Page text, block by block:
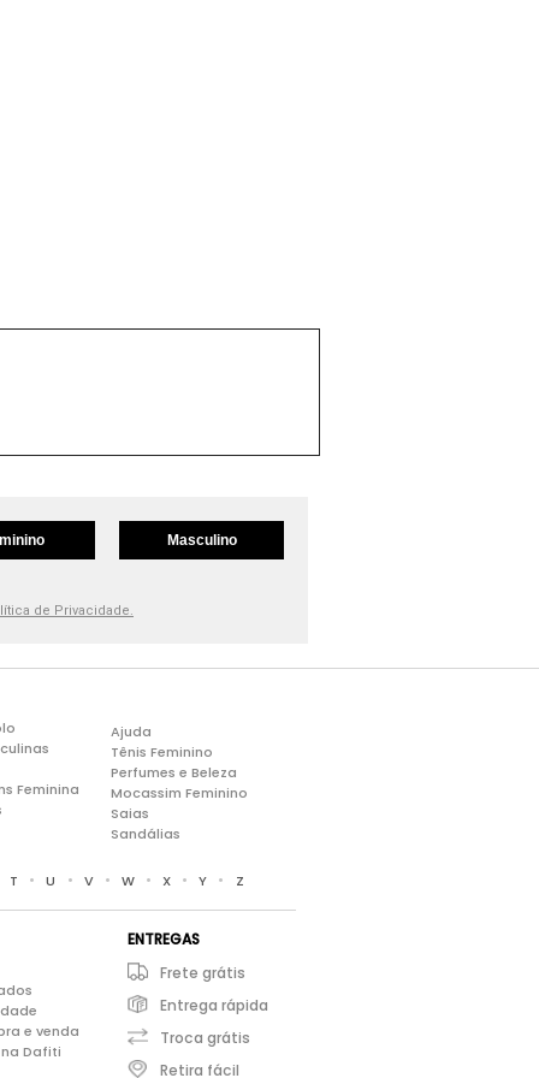
Masculino
de Privacidade.
Feminina
Ajuda
Tênis Feminino
Perfumes e Beleza
Mocassim Feminino
Saias
Sandálias
T • U • V • W • X • Y • Z
e venda
Dafiti
ENTREGAS
Frete grátis
Entrega rápida
Troca grátis
Retira fácil